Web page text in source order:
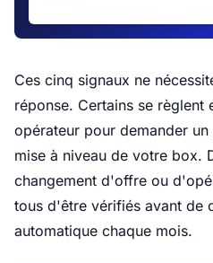
Ces cinq signaux ne
réponse. Certains se règlent
opérateur pour demander
mise à niveau de votre box.
changement d'offre ou
tous d'être vérifiés avant de
automatique chaque mois.